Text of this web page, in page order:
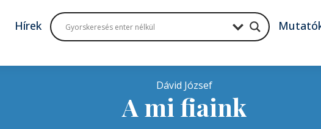
Hírek
Dávid József
A mi fiaink